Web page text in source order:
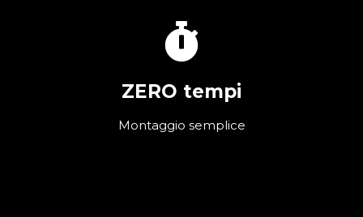
ZERO tempi
Montaggio semplice